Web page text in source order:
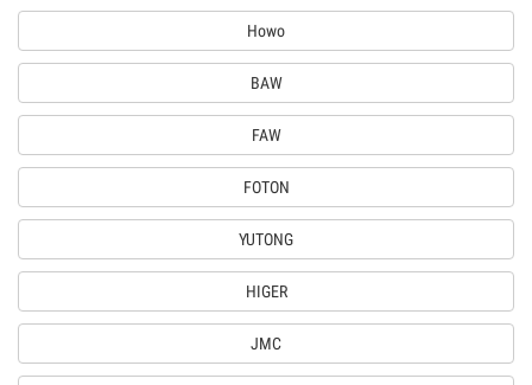
Howo
BAW
FAW
FOTON
YUTONG
HIGER
JMC